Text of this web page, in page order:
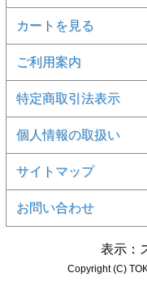
カートを見る
ご利用案内
特定商取引法表示
個人情報の取扱い
サイトマップ
お問い合わせ
表示：
Copyright (C)